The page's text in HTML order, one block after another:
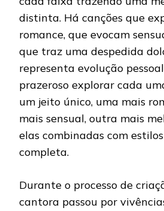
distinta. Há canções que
romance, que evocam
que traz uma despedida
representa evolução
prazeroso explorar cada
um jeito único, uma mais
mais sensual, outra mais
elas combinadas com
completa.
Durante o processo de
cantora passou por